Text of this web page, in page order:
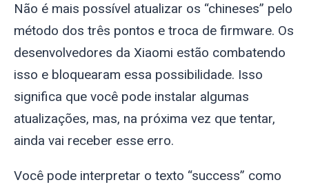
Não é mais possível atualizar os “chineses” pelo
método dos três pontos e troca de firmware. Os
desenvolvedores da Xiaomi estão combatendo
isso e bloquearam essa possibilidade. Isso
significa que você pode instalar algumas
atualizações, mas, na próxima vez que tentar,
ainda vai receber esse erro.
Você pode interpretar o texto “success” como